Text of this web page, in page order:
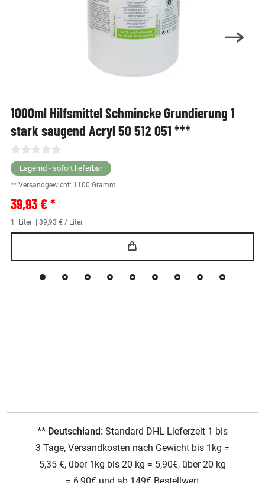
1000ml Hilfsmittel Schmincke Grundierung 1
stark saugend Acryl 50 512 051 ***
Lagernd - sofort lieferbar
** Versandgewicht: 1100 Gramm.
39,93 € *
1 Liter | 39,93 € / Liter
** Deutschland: Standard DHL Lieferzeit 1 bis
3 Tage, Versandkosten nach Gewicht bis 1kg =
5,35 €, über 1kg bis 20 kg = 5,90€, über 20 kg
= 6,90€ und ab 149€ Bestellwert